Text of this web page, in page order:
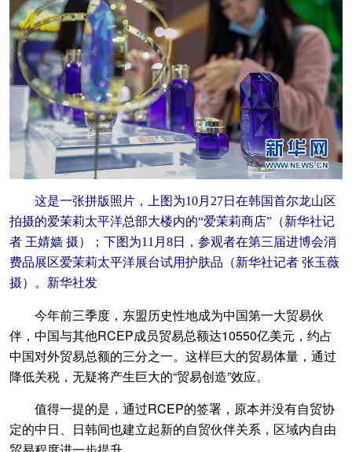
这是一张拼版照片，上图为10月27日在韩国首尔龙山区
拍摄的爱茉莉太平洋总部大楼内的“爱茉莉商店”（新华社记
者 王婧嫱 摄）；下图为11月8日，参观者在第三届进博会消
费品展区爱茉莉太平洋展台试用护肤品（新华社记者 张玉薇
摄）。新华社发
今年前三季度，东盟历史性地成为中国第一大贸易伙
伴，中国与其他RCEP成员贸易总额达10550亿美元，约占
中国对外贸易总额的三分之一。这样巨大的贸易体量，通过
降低关税，无疑将产生巨大的“贸易创造”效应。
值得一提的是，通过RCEP的签署，原本并没有自贸协
定的中日、日韩间也建立起新的自贸伙伴关系，区域内自由